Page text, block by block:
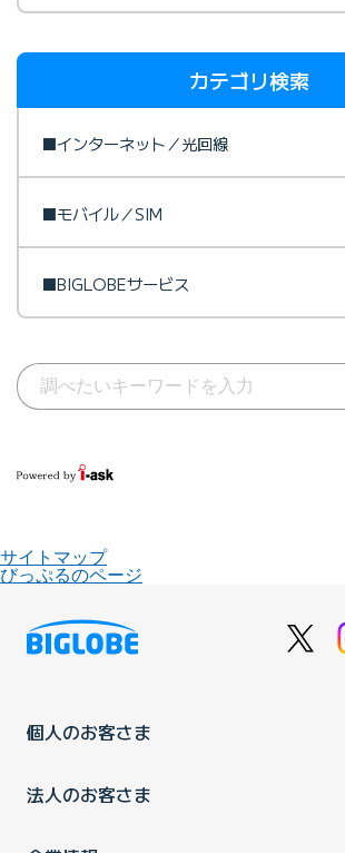
カテゴリ検索
■インターネット／光回線
■モバイル／SIM
■BIGLOBEサービス
サイトマップ
びっぷるのページ
個人のお客さま
法人のお客さま